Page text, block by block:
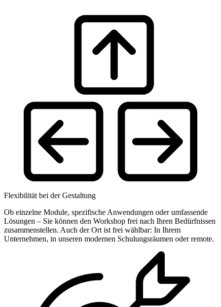
Flexibilität bei der Gestaltung
Ob einzelne Module, spezifische Anwendungen oder umfassende
Lösungen – Sie können den Workshop frei nach Ihren Bedürfnissen
zusammenstellen. Auch der Ort ist frei wählbar: In Ihrem
Unternehmen, in unseren modernen Schulungsräumen oder remote.